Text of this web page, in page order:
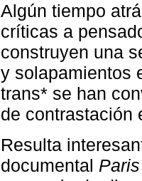
Algún tiempo
críticas a
construyen una
y solapamientos
trans* se han
de contrastación
Resulta
documental